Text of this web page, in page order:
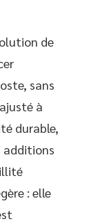
de
sans
à
durable,
additions
: elle